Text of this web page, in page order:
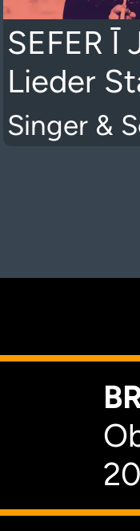
SEFER Ī
Lieder
Singer &